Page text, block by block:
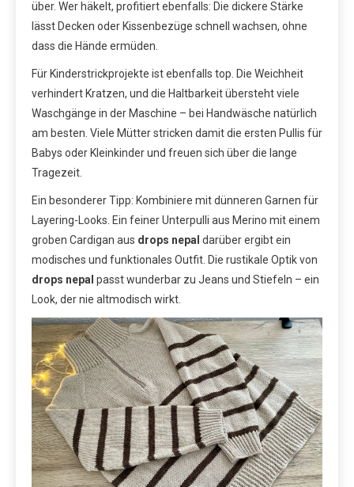
über. Wer häkelt, profitiert ebenfalls: Die dickere Stärke
lässt Decken oder Kissenbezüge schnell wachsen, ohne
dass die Hände ermüden.
Für Kinderstrickprojekte ist ebenfalls top. Die Weichheit
verhindert Kratzen, und die Haltbarkeit übersteht viele
Waschgänge in der Maschine – bei Handwäsche natürlich
am besten. Viele Mütter stricken damit die ersten Pullis für
Babys oder Kleinkinder und freuen sich über die lange
Tragezeit.
Ein besonderer Tipp: Kombiniere mit dünneren Garnen für
Layering-Looks. Ein feiner Unterpulli aus Merino mit einem
groben Cardigan aus drops nepal darüber ergibt ein
modisches und funktionales Outfit. Die rustikale Optik von
drops nepal passt wunderbar zu Jeans und Stiefeln – ein
Look, der nie altmodisch wirkt.